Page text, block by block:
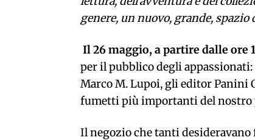
genere, un nuovo, grande, spazio
Il 26 maggio, a partire dalle ore
per il pubblico degli
Marco M. Lupoi, gli editor Panini
fumetti più importanti del nostro
Il negozio che tanti desideravano